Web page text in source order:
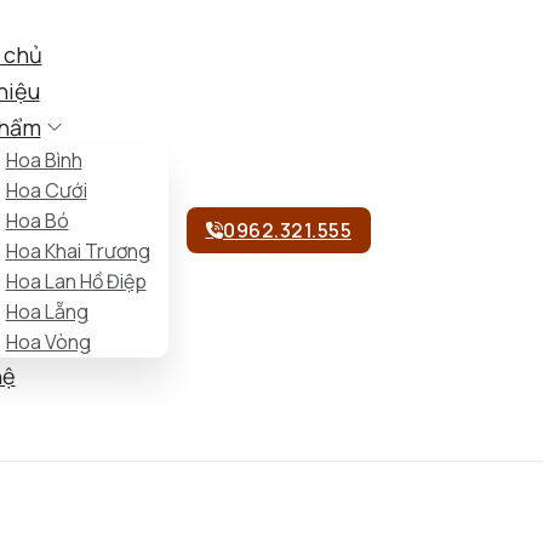
Hoa Bình
Hoa Cưới
Hoa Bó
Hoa Khai Trương
Hoa Lan Hồ Điệp
Hoa Lẵng
Hoa Vòng
0962.321.555